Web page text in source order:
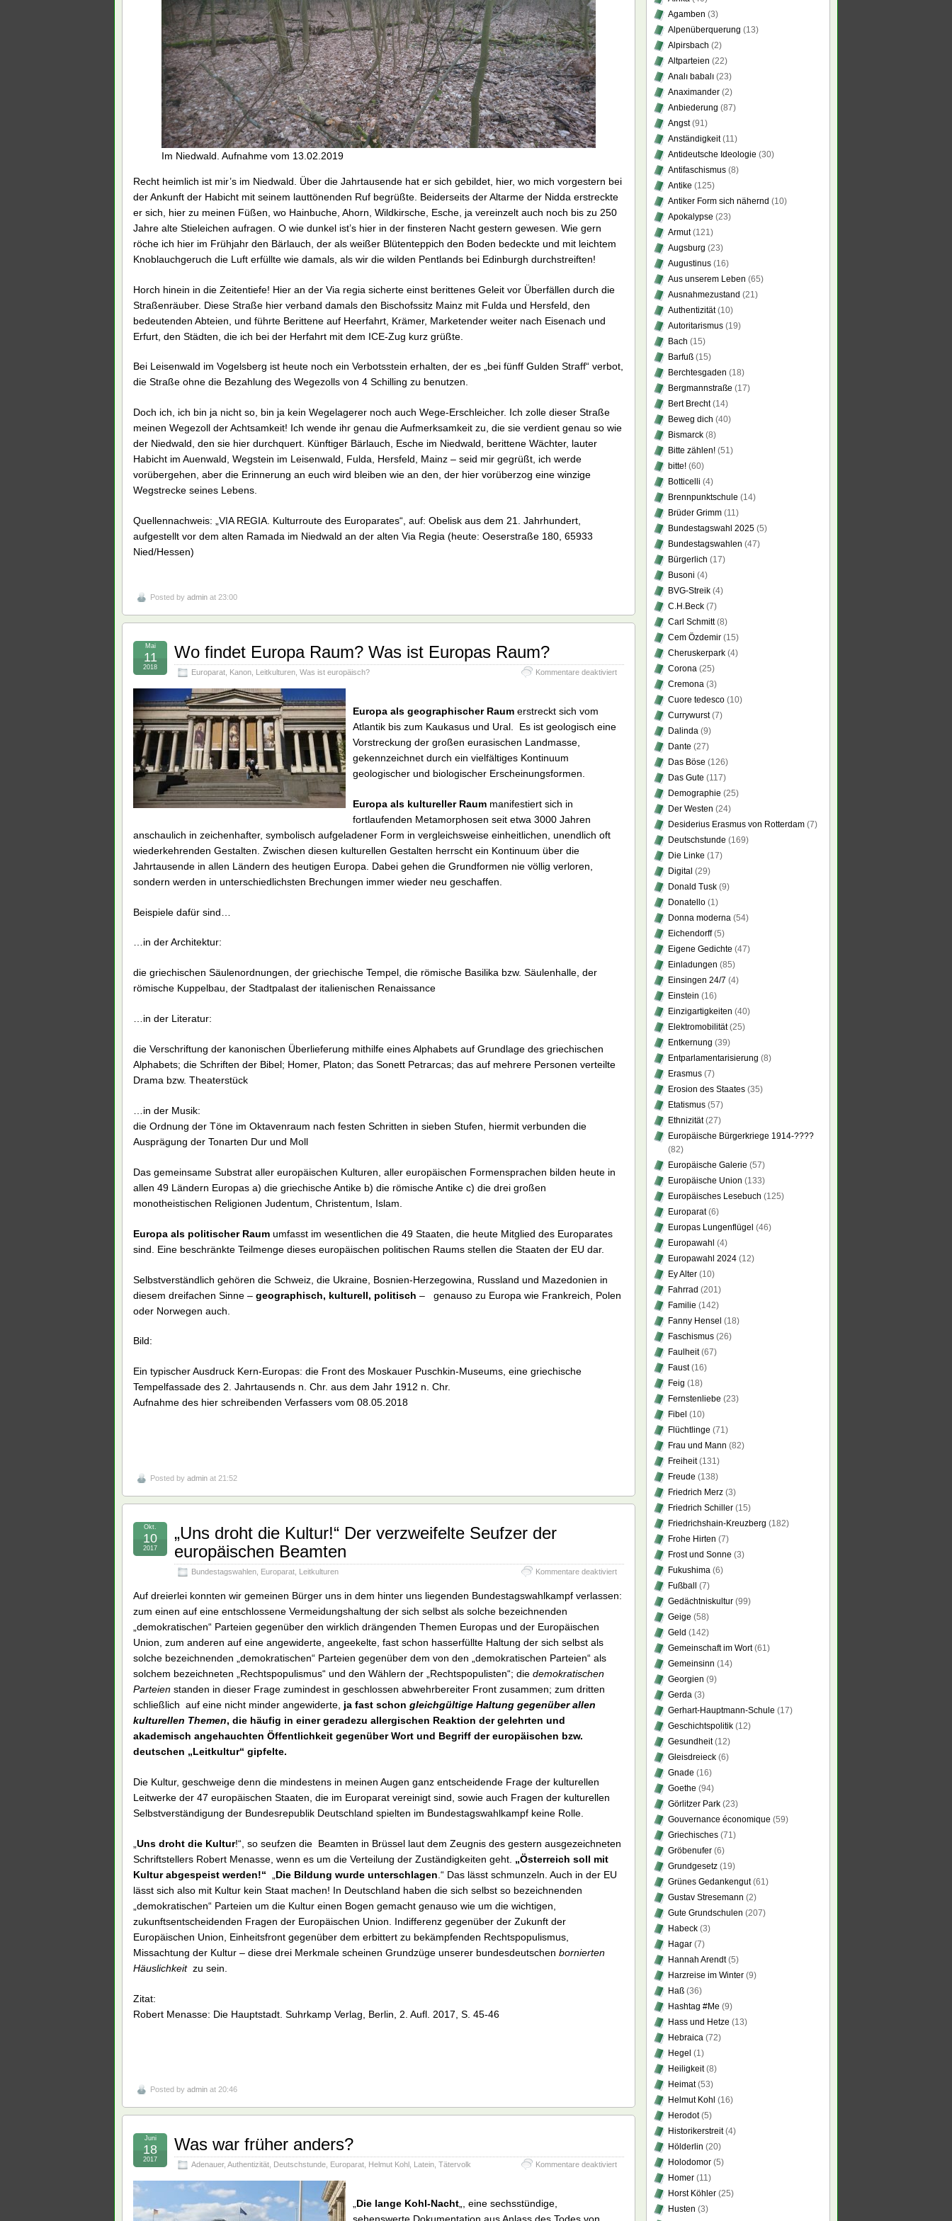
Im Niedwald. Aufnahme vom 13.02.2019
Recht heimlich ist mir’s im Niedwald. Über die Jahrtausende hat er sich gebildet, hier, wo mich vorgestern bei
der Ankunft der Habicht mit seinem lauttönenden Ruf begrüßte. Beiderseits der Altarme der Nidda erstreckte
er sich, hier zu meinen Füßen, wo Hainbuche, Ahorn, Wildkirsche, Esche, ja vereinzelt auch noch bis zu 250
Jahre alte Stieleichen aufragen. O wie dunkel ist’s hier in der finsteren Nacht gestern gewesen. Wie gern
röche ich hier im Frühjahr den Bärlauch, der als weißer Blütenteppich den Boden bedeckte und mit leichtem
Knoblauchgeruch die Luft erfüllte wie damals, als wir die wilden Pentlands bei Edinburgh durchstreiften!
Horch hinein in die Zeitentiefe! Hier an der Via regia sicherte einst berittenes Geleit vor Überfällen durch die
Straßenräuber. Diese Straße hier verband damals den Bischofssitz Mainz mit Fulda und Hersfeld, den
bedeutenden Abteien, und führte Berittene auf Heerfahrt, Krämer, Marketender weiter nach Eisenach und
Erfurt, den Städten, die ich bei der Herfahrt mit dem ICE-Zug kurz grüßte.
Bei Leisenwald im Vogelsberg ist heute noch ein Verbotsstein erhalten, der es „bei fünff Gulden Straff“ verbot,
die Straße ohne die Bezahlung des Wegezolls von 4 Schilling zu benutzen.
Doch ich, ich bin ja nicht so, bin ja kein Wegelagerer noch auch Wege-Erschleicher. Ich zolle dieser Straße
meinen Wegezoll der Achtsamkeit! Ich wende ihr genau die Aufmerksamkeit zu, die sie verdient genau so wie
der Niedwald, den sie hier durchquert. Künftiger Bärlauch, Esche im Niedwald, berittene Wächter, lauter
Habicht im Auenwald, Wegstein im Leisenwald, Fulda, Hersfeld, Mainz – seid mir gegrüßt, ich werde
vorübergehen, aber die Erinnerung an euch wird bleiben wie an den, der hier vorüberzog eine winzige
Wegstrecke seines Lebens.
Quellennachweis: „VIA REGIA. Kulturroute des Europarates“, auf: Obelisk aus dem 21. Jahrhundert,
aufgestellt vor dem alten Ramada im Niedwald an der alten Via Regia (heute: Oeserstraße 180, 65933
Nied/Hessen)
Posted by admin at 23:00
Wo findet Europa Raum? Was ist Europas Raum?
Europarat Kanon Leitkulturen Was ist europäisch? Kommentare deaktiviertfür
Mai
11
2018
Europa als geographischer Raum erstreckt sich vom
Atlantik bis zum Kaukasus und Ural. Es ist geologisch eine
Vorstreckung der großen eurasischen Landmasse,
gekennzeichnet durch ein vielfältiges Kontinuum
geologischer und biologischer Erscheinungsformen.
Europa als kultureller Raum manifestiert sich in
fortlaufenden Metamorphosen seit etwa 3000 Jahren
anschaulich in zeichenhafter, symbolisch aufgeladener Form in vergleichsweise einheitlichen, unendlich oft
wiederkehrenden Gestalten. Zwischen diesen kulturellen Gestalten herrscht ein Kontinuum über die
Jahrtausende in allen Ländern des heutigen Europa. Dabei gehen die Grundformen nie völlig verloren,
sondern werden in unterschiedlichsten Brechungen immer wieder neu geschaffen.
Beispiele dafür sind…
…in der Architektur:
die griechischen Säulenordnungen, der griechische Tempel, die römische Basilika bzw. Säulenhalle, der
römische Kuppelbau, der Stadtpalast der italienischen Renaissance
…in der Literatur:
die Verschriftung der kanonischen Überlieferung mithilfe eines Alphabets auf Grundlage des griechischen
Alphabets; die Schriften der Bibel; Homer, Platon; das Sonett Petrarcas; das auf mehrere Personen verteilte
Drama bzw. Theaterstück
…in der Musik:
die Ordnung der Töne im Oktavenraum nach festen Schritten in sieben Stufen, hiermit verbunden die
Ausprägung der Tonarten Dur und Moll
Das gemeinsame Substrat aller europäischen Kulturen, aller europäischen Formensprachen bilden heute in
allen 49 Ländern Europas a) die griechische Antike b) die römische Antike c) die drei großen
monotheistischen Religionen Judentum, Christentum, Islam.
Europa als politischer Raum umfasst im wesentlichen die 49 Staaten, die heute Mitglied des Europarates
sind. Eine beschränkte Teilmenge dieses europäischen politischen Raums stellen die Staaten der EU dar.
Selbstverständlich gehören die Schweiz, die Ukraine, Bosnien-Herzegowina, Russland und Mazedonien in
diesem dreifachen Sinne – geographisch, kulturell, politisch – genauso zu Europa wie Frankreich, Polen
oder Norwegen auch.
Bild:
Ein typischer Ausdruck Kern-Europas: die Front des Moskauer Puschkin-Museums, eine griechische
Tempelfassade des 2. Jahrtausends n. Chr. aus dem Jahr 1912 n. Chr.
Aufnahme des hier schreibenden Verfassers vom 08.05.2018
Posted by admin at 21:52
„Uns droht die Kultur!“ Der verzweifelte Seufzer der
europäischen Beamten
Bundestagswahlen Europarat Leitkulturen Kommentare deaktiviertfür
droht
verzweifelte
europäischen
Okt.
10
2017
Auf dreierlei konnten wir gemeinen Bürger uns in dem hinter uns liegenden Bundestagswahlkampf verlassen:
zum einen auf eine entschlossene Vermeidungshaltung der sich selbst als solche bezeichnenden
„demokratischen“ Parteien gegenüber den wirklich drängenden Themen Europas und der Europäischen
Union, zum anderen auf eine angewiderte, angeekelte, fast schon hasserfüllte Haltung der sich selbst als
solche bezeichnenden „demokratischen“ Parteien gegenüber dem von den „demokratischen Parteien“ als
solchem bezeichneten „Rechtspopulismus“ und den Wählern der „Rechtspopulisten“; die demokratischen
Parteien standen in dieser Frage zumindest in geschlossen abwehrbereiter Front zusammen; zum dritten
schließlich auf eine nicht minder angewiderte, ja fast schon gleichgültige Haltung gegenüber allen
kulturellen Themen, die häufig in einer geradezu allergischen Reaktion der gelehrten und
akademisch angehauchten Öffentlichkeit gegenüber Wort und Begriff der europäischen bzw.
deutschen „Leitkultur“ gipfelte.
Die Kultur, geschweige denn die mindestens in meinen Augen ganz entscheidende Frage der kulturellen
Leitwerke der 47 europäischen Staaten, die im Europarat vereinigt sind, sowie auch Fragen der kulturellen
Selbstverständigung der Bundesrepublik Deutschland spielten im Bundestagswahlkampf keine Rolle.
Uns droht die Kultur!“, so seufzen die Beamten in Brüssel laut dem Zeugnis des gestern ausgezeichneten
Schriftstellers Robert Menasse, wenn es um die Verteilung der Zuständigkeiten geht. „Österreich soll mit
Kultur abgespeist werden!“
Die Bildung wurde unterschlagen .“ Das lässt schmunzeln. Auch in der EU
lässt sich also mit Kultur kein Staat machen! In Deutschland haben die sich selbst so bezeichnenden
„demokratischen“ Parteien um die Kultur einen Bogen gemacht genauso wie um die wichtigen,
zukunftsentscheidenden Fragen der Europäischen Union. Indifferenz gegenüber der Zukunft der
Europäischen Union, Einheitsfront gegenüber dem erbittert zu bekämpfenden Rechtspopulismus,
Missachtung der Kultur – diese drei Merkmale scheinen Grundzüge unserer bundesdeutschen bornierten
Häuslichkeit zu sein.
Zitat:
Robert Menasse: Die Hauptstadt. Suhrkamp Verlag, Berlin, 2. Aufl. 2017, S. 45-46
Posted by admin at 20:46
Was war früher anders?
Adenauer, Authentizität Deutschstunde Europarat Helmut Kohl Latein Tätervolk Kommentare deaktiviertfür
Juni
18
2017
Die lange Kohl-Nacht „, eine sechsstündige,
Agamben (3)
Alpenüberquerung (13)
Alpirsbach (2)
Altparteien (22)
Analı babalı (23)
Anaximander (2)
Anbiederung (87)
Angst(91)
Anständigkeit(11)
Antideutsche Ideologie (30)
Antifaschismus (8)
Antike (125)
Antiker Form sich nähernd (10)
Apokalypse (23)
Armut(121)
Augsburg (23)
Augustinus (16)
Aus unserem Leben (65)
Ausnahmezustand (21)
Authentizität(10)
Autoritarismus (19)
Bach (15)
Barfuß (15)
Berchtesgaden (18)
Bergmannstraße (17)
Bert Brecht(14)
Beweg dich (40)
Bismarck (8)
Bitte zählen! (51)
bitte! (60)
Botticelli (4)
Brennpunktschule (14)
Brüder Grimm (11)
Bundestagswahl 2025 (5)
Bundestagswahlen (47)
Bürgerlich (17)
Busoni (4)
BVG-Streik (4)
C.H.Beck (7)
Carl Schmitt(8)
Cem Özdemir (15)
Cheruskerpark (4)
Corona (25)
Cremona (3)
Cuore tedesco (10)
Currywurst(7)
Dalinda (9)
Dante (27)
Das Böse (126)
Das Gute (117)
Demographie (25)
Der Westen (24)
Desiderius Erasmus von Rotterdam (7)
Deutschstunde (169)
Die Linke (17)
Digital (29)
Donald Tusk (9)
Donatello (1)
Donna moderna (54)
Eichendorff(5)
Eigene Gedichte (47)
Einladungen (85)
Einsingen 24/7 (4)
Einstein (16)
Einzigartigkeiten (40)
Elektromobilität(25)
Entkernung (39)
Entparlamentarisierung (8)
Erasmus (7)
Erosion des Staates (35)
Etatismus (57)
Ethnizität(27)
Europäische Bürgerkriege 1914-????
(82)
Europäische Galerie (57)
Europäische Union (133)
Europäisches Lesebuch (125)
Europarat(6)
Europas Lungenflügel (46)
Europawahl (4)
Europawahl 2024 (12)
Ey Alter (10)
Fahrrad (201)
Familie (142)
Fanny Hensel (18)
Faschismus (26)
Faulheit(67)
Faust(16)
Feig (18)
Fernstenliebe (23)
Fibel (10)
Flüchtlinge (71)
Frau und Mann (82)
Freiheit(131)
Freude (138)
Friedrich Merz (3)
Friedrich Schiller (15)
Friedrichshain-Kreuzberg (182)
Frohe Hirten (7)
Frost und Sonne (3)
Fukushima (6)
Fußball
(7)
Gedächtniskultur (99)
Geige (58)
Geld (142)
Gemeinschaft im Wort(61)
Gemeinsinn (14)
Georgien (9)
Gerda (3)
Gerhart-Hauptmann-Schule (17)
Geschichtspolitik (12)
Gesundheit(12)
Gleisdreieck (6)
Gnade (16)
Goethe (94)
Görlitzer Park (23)
Gouvernance économique (59)
Griechisches (71)
Gröbenufer (6)
Grundgesetz (19)
Grünes Gedankengut(61)
Gustav Stresemann (2)
Gute Grundschulen (207)
Habeck (3)
Hagar (7)
Hannah Arendt(5)
Harzreise im Winter (9)
Haß (36)
Hashtag #Me (9)
Hass und Hetze (13)
Hebraica (72)
Hegel (1)
Heiligkeit(8)
Heimat(53)
Helmut Kohl (16)
Herodot(5)
Historikerstreit(4)
Hölderlin (20)
Holodomor (5)
Homer (11)
Horst Köhler (25)
Husten (3)